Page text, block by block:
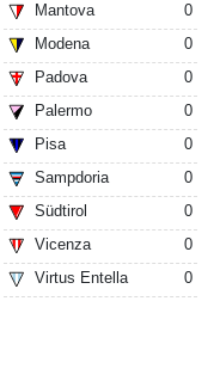
Mantova
0
Modena
0
Padova
0
Palermo
0
Pisa
0
Sampdoria
0
Südtirol
0
Vicenza
0
Virtus Entella
0